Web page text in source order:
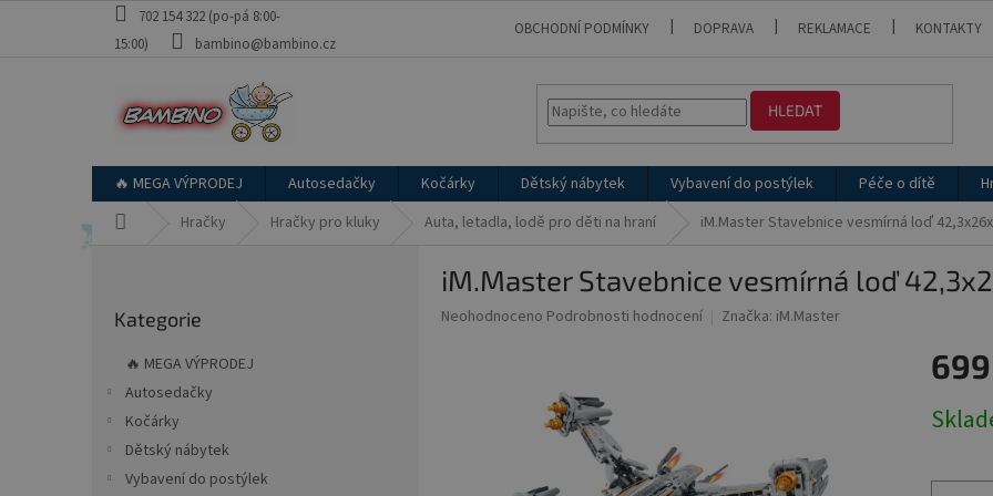
702 154 322 (po-pá 8:00-
15:00)
bambino@bambino.cz
OBCHODNÍ PODMÍNKY DOPRAVA REKLAMACE KONTAKTY
HLEDAT
🔥 MEGA VÝPRODEJ Autosedačky Kočárky Dětský nábytek Vybavení do postýlek Péče o dítě
Hračky Hračky pro kluky Auta, letadla, lodě pro děti na hraní iM.Master Stavebnice vesmírná loď
kategorie
Kategorie
🔥 MEGA VÝPRODEJ
Autosedačky
Kočárky
Dětský nábytek
Vybavení do postýlek
iM.Master Stavebnice vesmírná loď
Průměrné
Neohodnoceno Podrobnosti hodnocení Značka: iM.Master
cena: